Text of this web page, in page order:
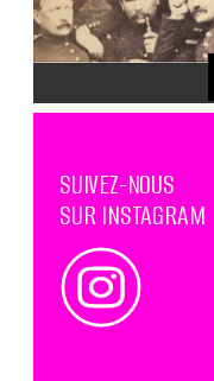
€
SUIVEZ-NOUS
SUR INSTAGRAM